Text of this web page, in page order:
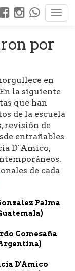
por
en
la siguiente
que han
de la escuela
revisión de
entrañables
D´Amico,
de cada
Palma
Comesaña
D'Amico